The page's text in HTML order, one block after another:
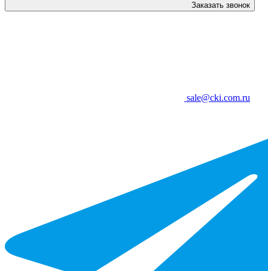
Заказать звонок
sale@cki.com.ru